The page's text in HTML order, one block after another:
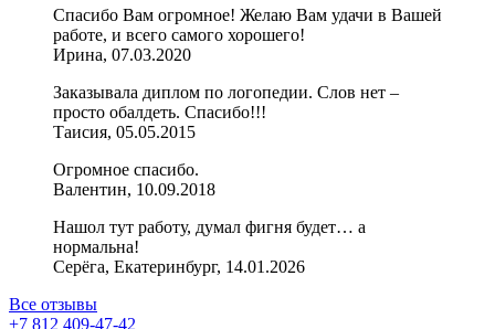
Спасибо Вам огромное! Желаю Вам удачи в Вашей
работе, и всего самого хорошего!
Ирина, 07.03.2020
Заказывала диплом по логопедии. Слов нет –
просто обалдеть. Спасибо!!!
Таисия, 05.05.2015
Огромное спасибо.
Валентин, 10.09.2018
Нашол тут работу, думал фигня будет… а
нормальна!
Серёга, Екатеринбург, 14.01.2026
Все отзывы
+7 812 409-47-42